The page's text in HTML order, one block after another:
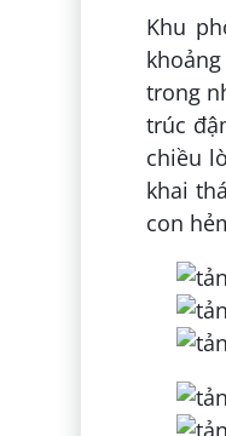
Khu
trong
trúc
chiều
khai
con